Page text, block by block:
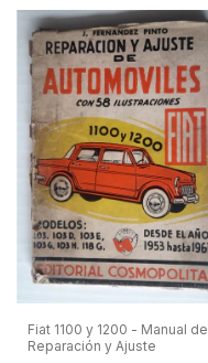
Fiat 1100 y 1200 - Manual de
Reparación y Ajuste